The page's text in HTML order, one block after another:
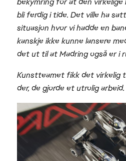
bli ferdig i tide. Det ville ha
situasjon hvor vi hadde en
kanskje ikke kunne lansere
det ut til at Madring også er i
Kunstteamet fikk det virkelig
der, de gjorde et utrolig arbeid.